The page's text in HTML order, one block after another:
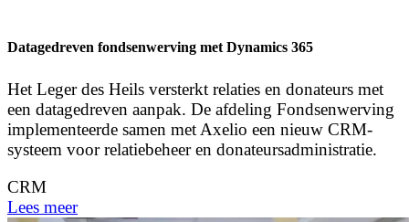
Datagedreven fondsenwerving met Dynamics 365
Het Leger des Heils versterkt relaties en donateurs met
een datagedreven aanpak. De afdeling Fondsenwerving
implementeerde samen met Axelio een nieuw CRM-
systeem voor relatiebeheer en donateursadministratie.
CRM
Lees meer